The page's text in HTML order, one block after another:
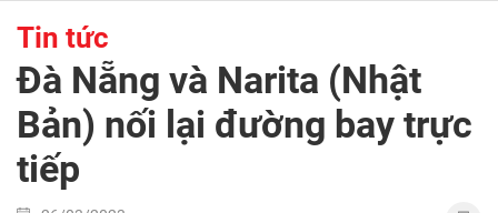
Tin tức
Đà Nẵng và Narita (Nhật
Bản) nối lại đường bay trực
tiếp